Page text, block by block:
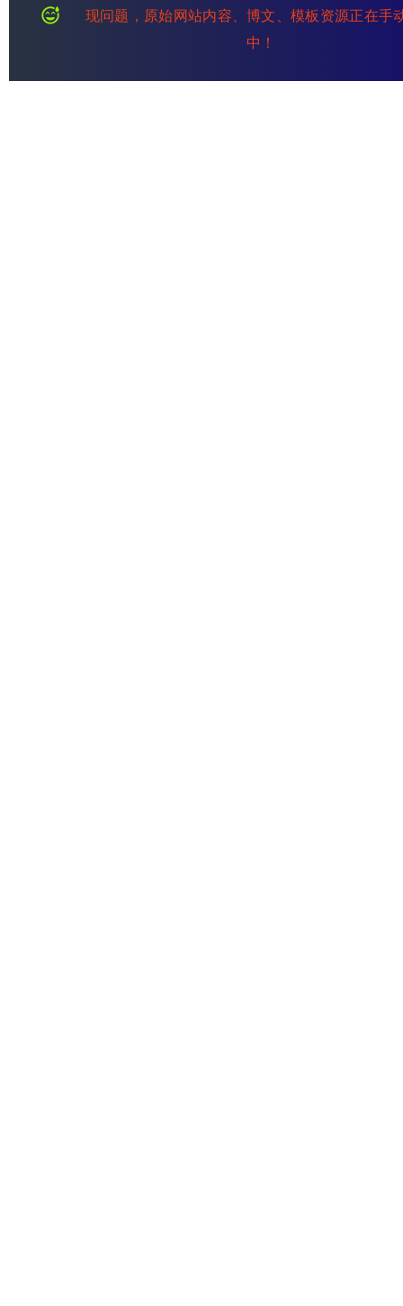
现问题，原始网站内容、博文、模板资源正在手
中！